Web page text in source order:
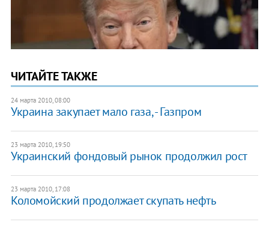
ЧИТАЙТЕ ТАКЖЕ
24 марта 2010, 08:00
Украина закупает мало газа, - Газпром
23 марта 2010, 19:50
Украинский фондовый рынок продолжил рост
23 марта 2010, 17:08
Коломойский продолжает скупать нефть